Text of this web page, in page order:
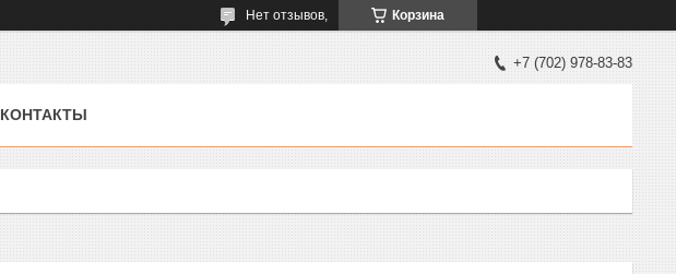
Корзина
Нет отзывов,
+7 (702) 978-83-83
КОНТАКТЫ